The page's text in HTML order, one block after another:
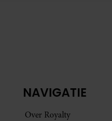
NAVIGATIE
Over Royalty